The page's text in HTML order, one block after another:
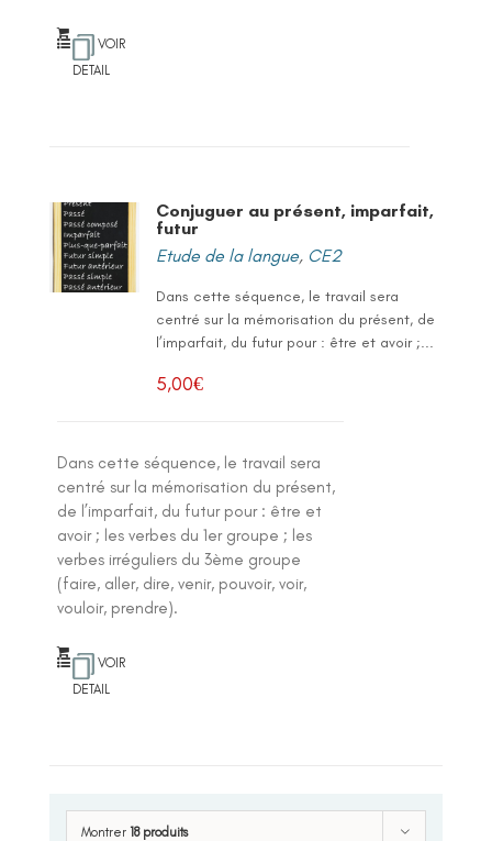
VOIR
DETAIL
Conjuguer au présent, imparfait,
futur
Etude de la langue, CE2
Dans cette séquence, le travail sera
centré sur la mémorisation du présent, de
l’imparfait, du futur pour : être et avoir ;...
5,00€
Dans cette séquence, le travail sera
centré sur la mémorisation du présent,
de l’imparfait, du futur pour : être et
avoir ; les verbes du 1er groupe ; les
verbes irréguliers du 3ème groupe
(faire, aller, dire, venir, pouvoir, voir,
vouloir, prendre).
VOIR
DETAIL
Montrer 18 produits